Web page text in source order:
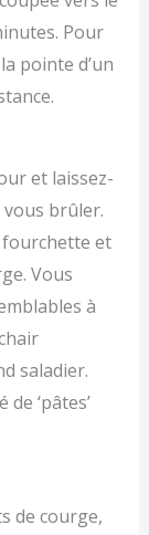
Pour
pointe d’un
et laissez-
brûler.
fourchette et
Vous
à
saladier.
‘pâtes’
de courge,